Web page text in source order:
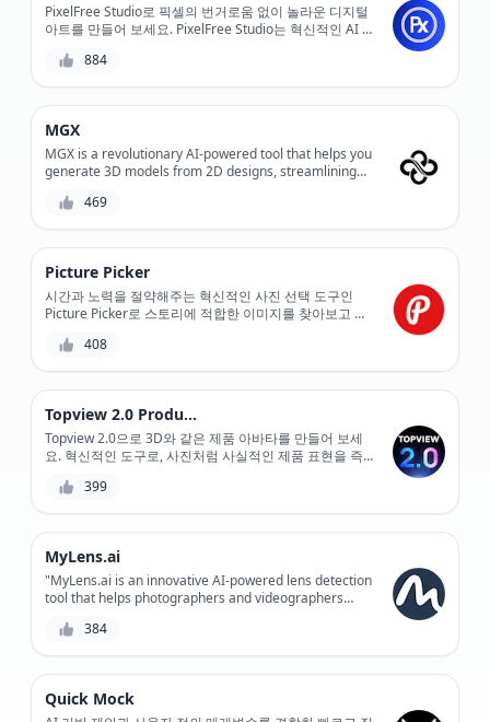
PixelFree Studio로 픽셀의 번거로움 없이 놀라운 디지털
아트를 만들어 보세요. PixelFree Studio는 혁신적인 AI 기
수 있습니다. 품질에 타협하지 않고 정밀한 제어와 무한한
884
MGX
MGX is a revolutionary AI-powered tool that helps you
generate 3D models from 2D designs, streamlining
production costs. With its advanced algorithms and
engineer, or manufacturer, MGX is the perfect solution
for bringing your ideas to life.
469
Picture Picker
시간과 노력을 절약해주는 혁신적인 사진 선택 도구인
Picture Picker로 스토리에 적합한 이미지를 찾아보고 골
408
Topview 2.0 Product Avatar
Topview 2.0으로 3D와 같은 제품 아바타를 만들어 보세
요. 혁신적인 도구로, 사진처럼 사실적인 제품 표현을 즉
고객 참여를 강화하세요.
399
MyLens.ai
"MyLens.ai is an innovative AI-powered lens detection
tool that helps photographers and videographers
providing accurate results and saving time for
384
Quick Mock